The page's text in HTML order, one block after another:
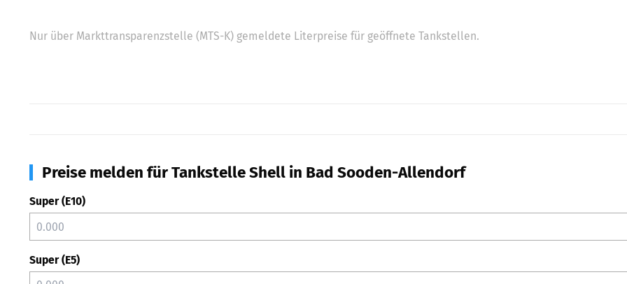
Nur über Markttransparenzstelle (MTS-K) gemeldete Literpreise für geöffnete Tankstellen.
Preise melden für Tankstelle Shell in Bad Sooden-Allendorf
Super (E10)
Super (E5)